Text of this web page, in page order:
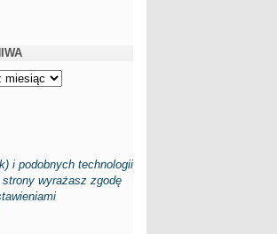
i podobnych technologii
wyrażasz zgodę